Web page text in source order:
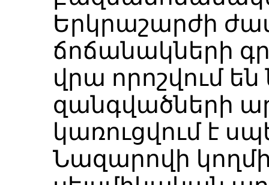
Երկրաշարժի
ճոճանակների
վրա որոշվում
զանգվածների
կառուցվում է
Նազարովի